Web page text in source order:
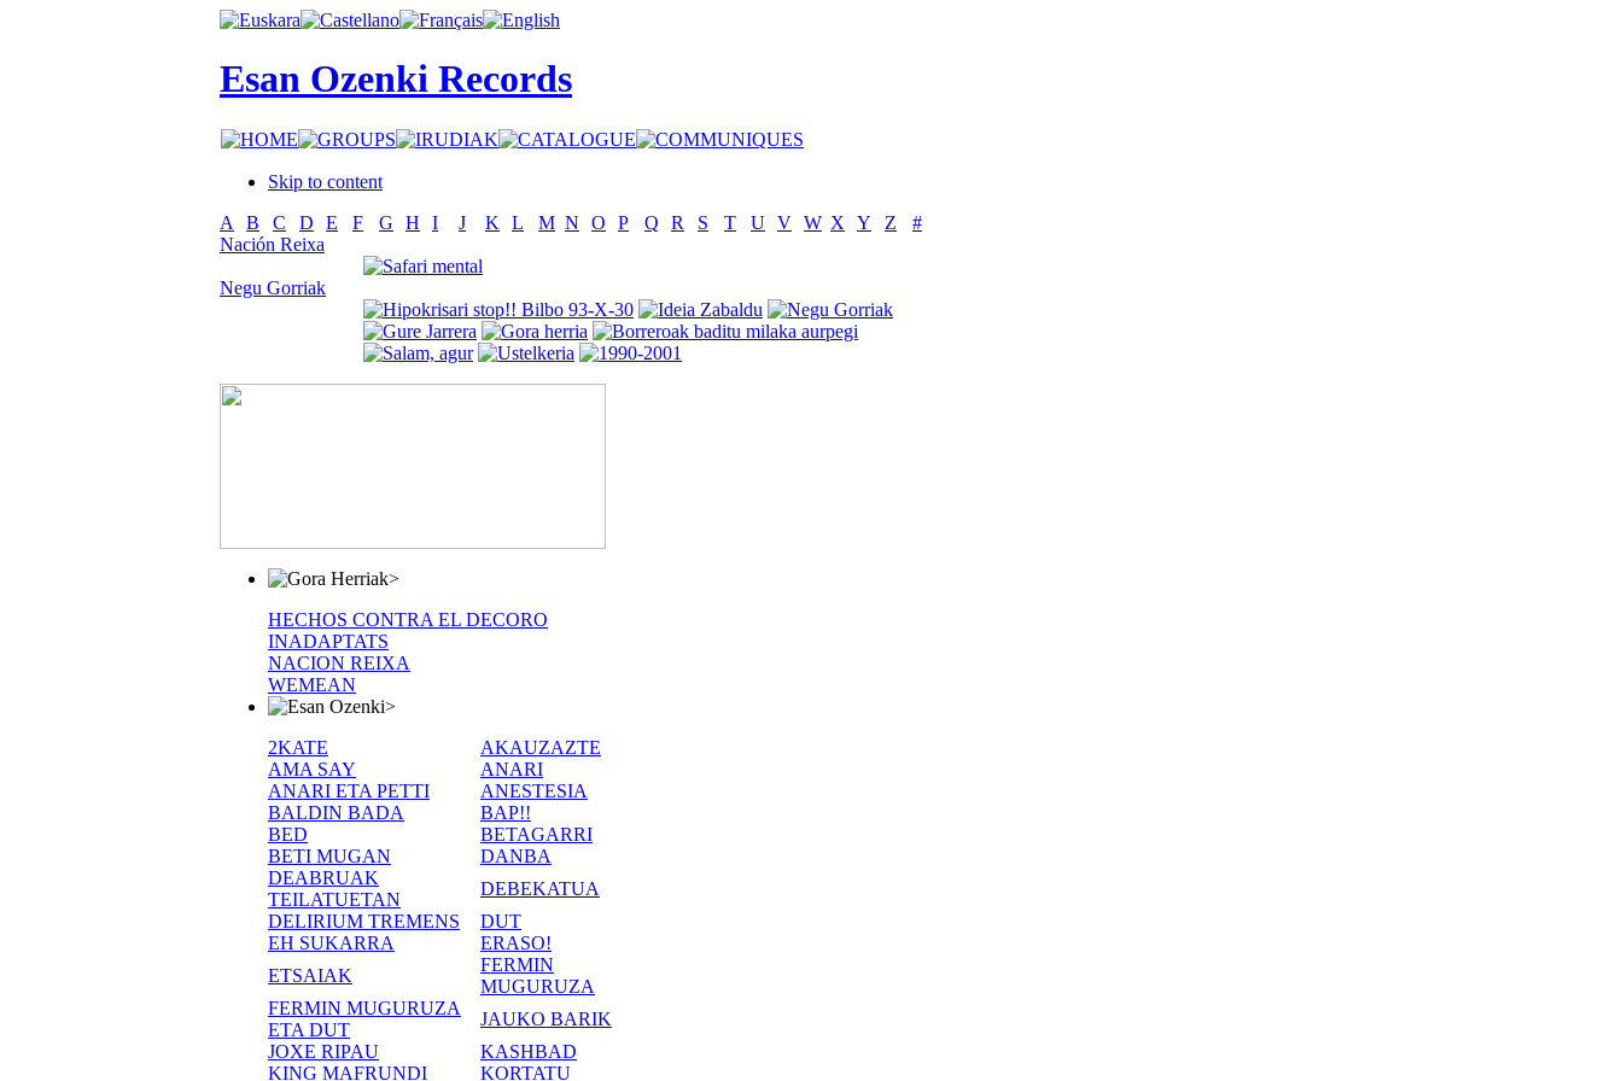
Esan Ozenki Records
Skip to content
A
B C D E F G H I J K L M N O P Q R S T U V W X Y Z
#
Nación Reixa
Negu Gorriak
>
HECHOS CONTRA EL DECORO
INADAPTATS
NACION REIXA
WEMEAN
>
2KATE
AKAUZAZTE
AMA SAY
ANARI
ANARI ETA PETTI
ANESTESIA
BALDIN BADA
BAP!!
BED
BETAGARRI
BETI MUGAN
DANBA
DEABRUAK
TEILATUETAN
DEBEKATUA
DELIRIUM TREMENS
DUT
EH SUKARRA
ERASO!
ETSAIAK
FERMIN
MUGURUZA
FERMIN MUGURUZA
ETA DUT
JAUKO BARIK
JOXE RIPAU
KASHBAD
KING MAFRUNDI
KORTATU